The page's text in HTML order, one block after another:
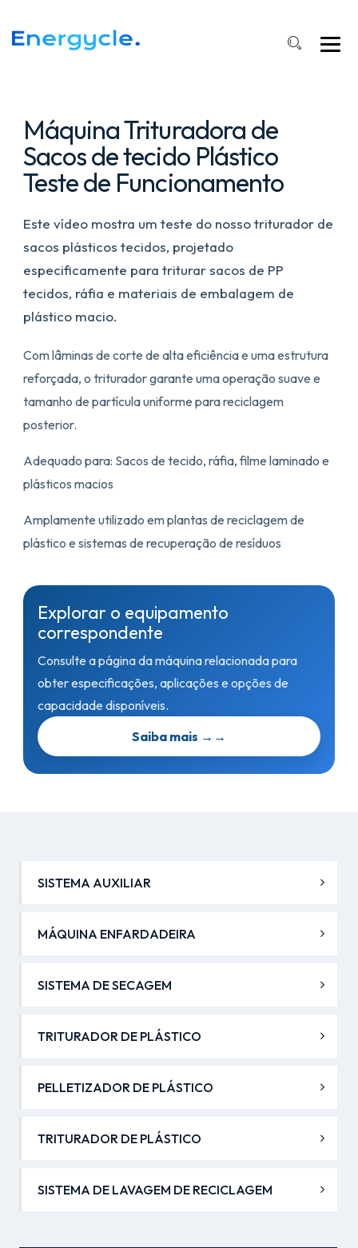
de
sacos
Máquina Trituradora de
Sacos de tecido Plástico
Teste de Funcionamento
Este vídeo mostra um teste do nosso triturador de
sacos plásticos tecidos, projetado
especificamente para triturar sacos de PP
tecidos, ráfia e materiais de embalagem de
plástico macio.
Com lâminas de corte de alta eficiência e uma estrutura
reforçada, o triturador garante uma operação suave e
tamanho de partícula uniforme para reciclagem
posterior.
Adequado para: Sacos de tecido, ráfia, filme laminado e
plásticos macios
Amplamente utilizado em plantas de reciclagem de
plástico e sistemas de recuperação de resíduos
Explorar o equipamento
correspondente
Consulte a página da máquina relacionada para
obter especificações, aplicações e opções de
capacidade disponíveis.
Saiba mais → →
SISTEMA AUXILIAR
MÁQUINA ENFARDADEIRA
SISTEMA DE SECAGEM
TRITURADOR DE PLÁSTICO
PELLETIZADOR DE PLÁSTICO
TRITURADOR DE PLÁSTICO
SISTEMA DE LAVAGEM DE RECICLAGEM